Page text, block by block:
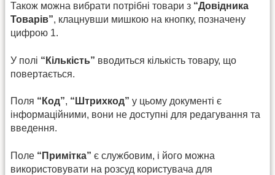
Також можна вибрати потрібні товари з “Довідника
Товарів”, клацнувши мишкою на кнопку, позначену
цифрою 1.
У полі “Кількість” вводиться кількість товару, що
повертається.
Поля “Код”, “Штрихкод” у цьому документі є
інформаційними, вони не доступні для редагування та
введення.
Поле “Примітка” є службовим, і його можна
використовувати на розсуд користувача для